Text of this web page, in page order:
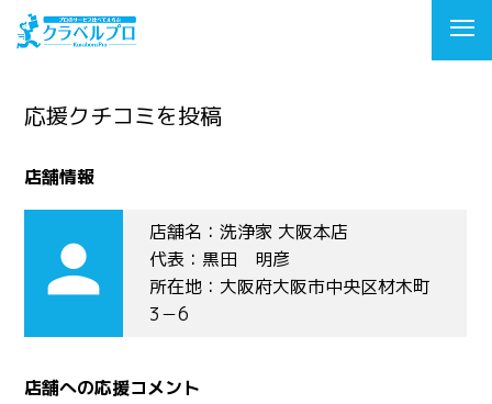
応援クチコミを投稿
店舗情報
person
店舗名：洗浄家 大阪本店
代表：黒田 明彦
所在地：大阪府大阪市中央区材木町
3－6
店舗への応援コメント